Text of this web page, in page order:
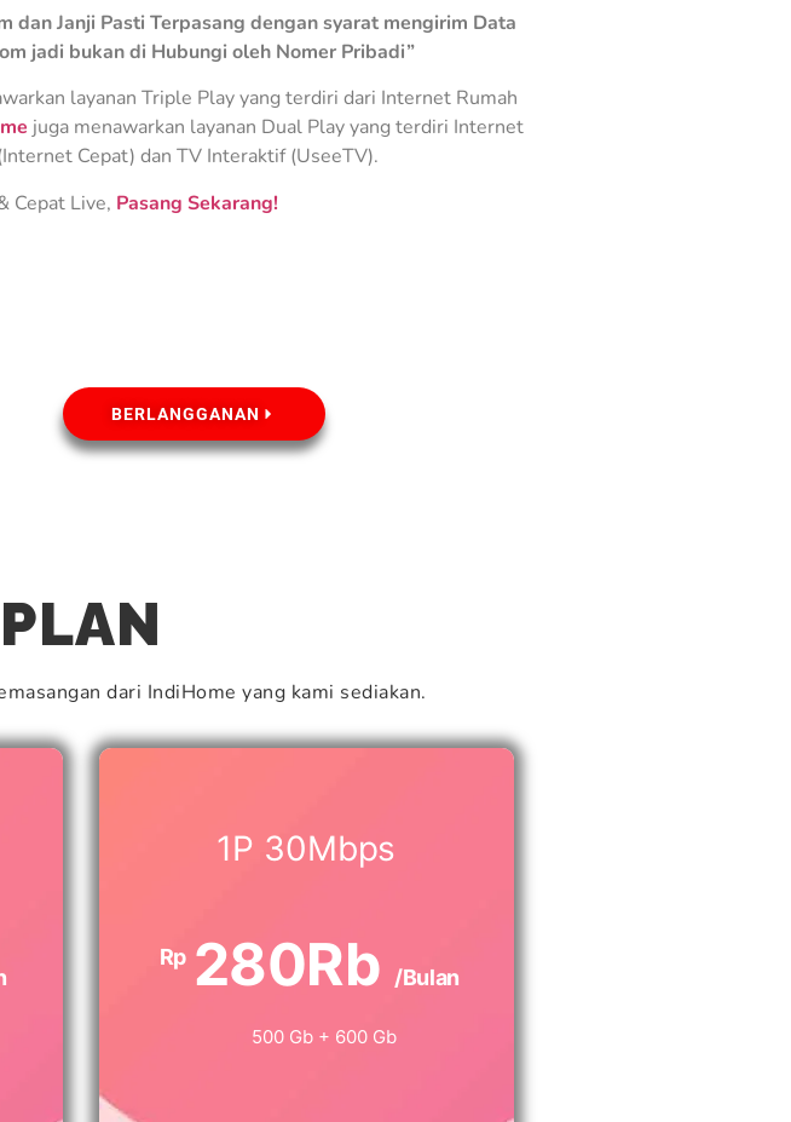
Janji Pasti Terpasang dengan syarat mengirim Data
jadi bukan di Hubungi oleh Nomer Pribadi”
layanan Triple Play yang terdiri dari Internet Rumah
juga menawarkan layanan Dual Play yang terdiri Internet
Cepat) dan TV Interaktif (UseeTV).
Cepat Live, Pasang Sekarang!
BERLANGGANAN
dari IndiHome yang kami sediakan.
1P 30Mbps
Rp 280Rb /Bulan
500 Gb + 600 Gb